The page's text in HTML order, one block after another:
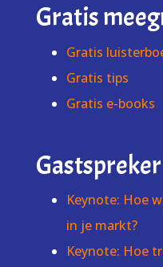
Gratis
Gratis
Gratis tips
Gratis e-books
Gastspreker
Keynote: Hoe
in je markt?
Keynote: Hoe